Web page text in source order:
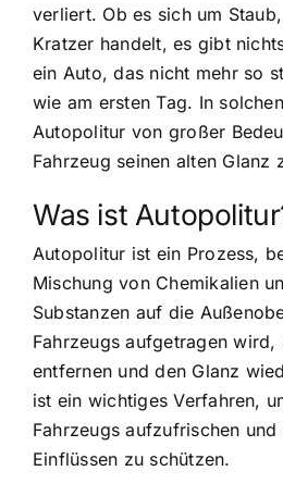
verliert. Ob es sich um
Kratzer handelt, es gibt
ein Auto, das nicht mehr so
wie am ersten Tag. In
Autopolitur von großer
Fahrzeug seinen alten Glanz
Was ist
Autopolitur ist ein Prozess,
Mischung von Chemikalien
Substanzen auf die
Fahrzeugs aufgetragen wird,
entfernen und den Glanz
ist ein wichtiges Verfahren,
Fahrzeugs aufzufrischen
Einflüssen zu schützen.